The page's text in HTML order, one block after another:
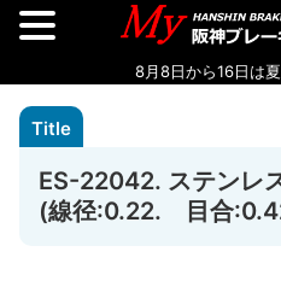
ES-22042. ステンレ
(線径:0.22. 目合